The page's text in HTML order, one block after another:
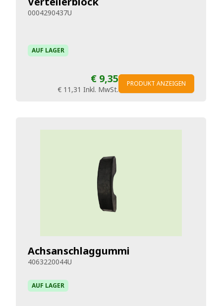
0004290437U
AUF LAGER
€ 9,35
€ 11,31 Inkl. MwSt.
PRODUKT ANZEIGEN
Achsanschlaggummi
4063220044U
AUF LAGER